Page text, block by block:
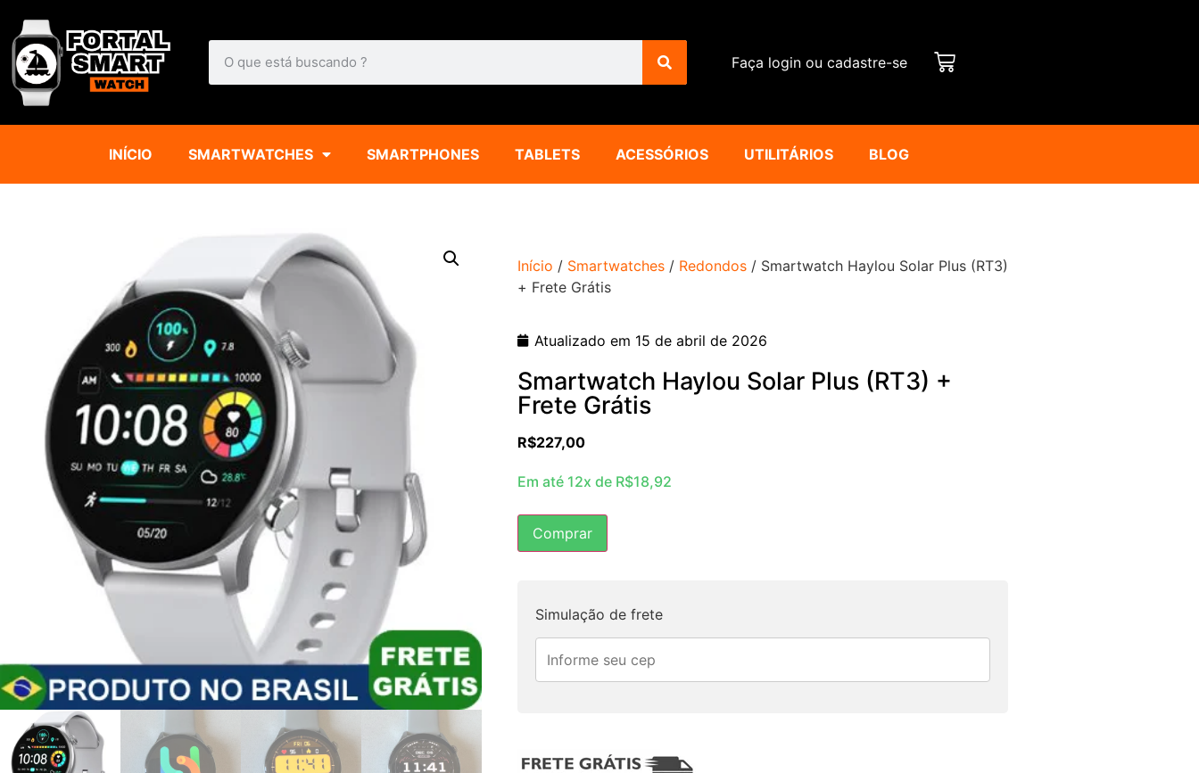
Faça login ou cadastre-se
INÍCIO SMARTWATCHES SMARTPHONES TABLETS ACESSÓRIOS UTILITÁRIOS BLOG
Início / Smartwatches / Redondos / Smartwatch Haylou Solar Plus (RT3)
+ Frete Grátis
Atualizado em 15 de abril de 2026
Smartwatch Haylou Solar Plus (RT3) +
Frete Grátis
R$227,00
Em até 12x de R$18,92
Comprar
Simulação de frete